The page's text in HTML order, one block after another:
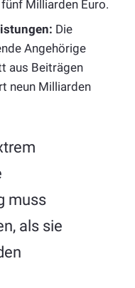
Milliarden Euro.
Die
Angehörige
aus Beiträgen
neun Milliarden
muss
als sie